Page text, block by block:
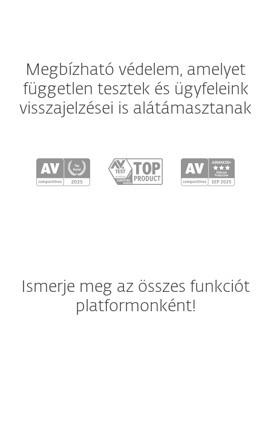
Megbízható védelem, amelyet
független tesztek és ügyfeleink
visszajelzései is alátámasztanak
Ismerje meg az összes funkciót
platformonként!